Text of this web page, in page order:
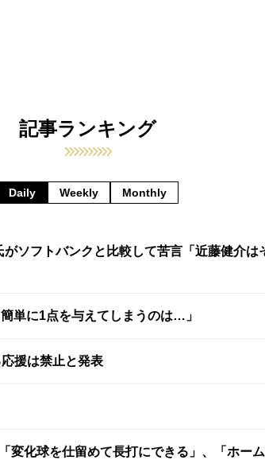
記事ランキング
Daily Weekly Monthly
ソフトバンクと比較して苦言「近藤健介
単に1点を与えてしまうのは…」
援は禁止と発表
化球を仕留めて長打にできる」、「ホー